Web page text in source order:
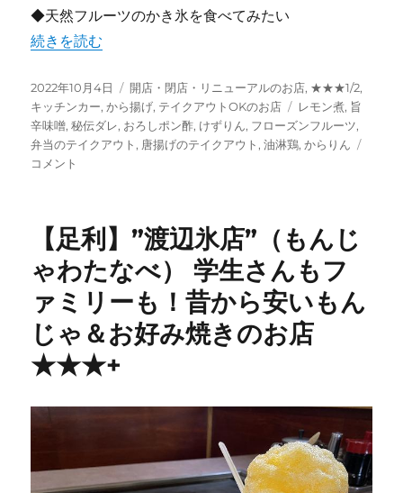
◆天然フルーツのかき氷を食べてみたい
“【足利】”唐揚げ専門店 からりん” 小山発祥！キッチ
続きを読む
投
稿
日:
2022年10月4日
カ
テ
ゴ
リ
開店・閉店・リニューアルのお店, ★★★1/2,
キッチンカー,から揚げ, テイクアウトOKのお店
タ
グ
レモン煮, 旨
辛味噌,秘伝ダレ, おろしポン酢, けずりん, フローズンフルーツ,
弁当のテイクアウト , 唐揚げのテイクアウト ,油淋鶏,からりん
祥！
ッ
チ
ン
コメント
【足利】”渡辺氷店”（もんじ
ゃわたなべ） 学生さんもフ
ァミリーも！昔から安いもん
じゃ＆お好み焼きのお店
★★★+